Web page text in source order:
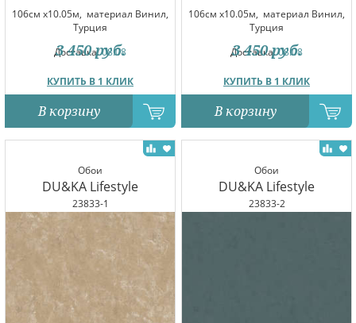
106см x10.05м, материал Винил,
Турция
Доставка:08.08
КУПИТЬ В 1 КЛИК
3 450 руб.
В корзину
106см x10.05м, материал Винил,
Турция
Доставка:08.08
КУПИТЬ В 1 КЛИК
3 450 руб.
В корзину
Обои
DU&KA Lifestyle
23833-1
Обои
DU&KA Lifestyle
23833-2